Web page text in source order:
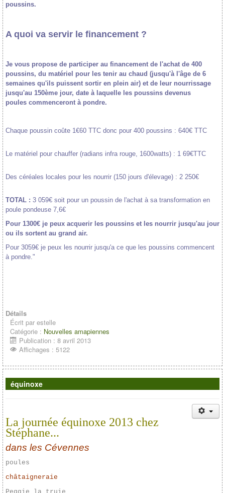
poussins.
A quoi va servir le financement ?
Je vous propose de participer au financement de l'achat de 400
poussins, du matériel pour les tenir au chaud (jusqu'à l'âge de 6
semaines qu'ils puissent sortir en plein air) et de leur nourrissage
jusqu'au 150ème jour, date à laquelle les poussins devenus
poules commenceront à pondre.
Chaque poussin coûte 1€60 TTC donc pour 400 poussins : 640€ TTC
Le matériel pour chauffer (radians infra rouge, 1600watts) : 1 69€TTC
Des céréales locales pour les nourrir (150 jours d'élevage) : 2 250€
TOTAL : 3 059€ soit pour un poussin de l'achat à sa transformation en
poule pondeuse 7,6€
Pour 1300€ je peux acquerir les poussins et les nourrir jusqu'au jour
ou ils sortent au grand air.
Pour 3059€ je peux les nourrir jusqu'a ce que les poussins commencent
à pondre."
Détails
Écrit par estelle
Catégorie : Nouvelles amapiennes
Publication : 8 avril 2013
Affichages : 5122
équinoxe
La journée équinoxe 2013 chez
Stéphane...
dans les Cévennes
poules
châtaigneraie